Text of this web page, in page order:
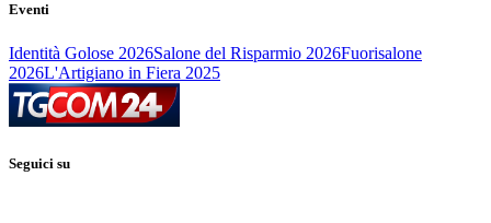
Eventi
Identità Golose 2026Salone del Risparmio 2026Fuorisalone
2026L'Artigiano in Fiera 2025
Seguici su